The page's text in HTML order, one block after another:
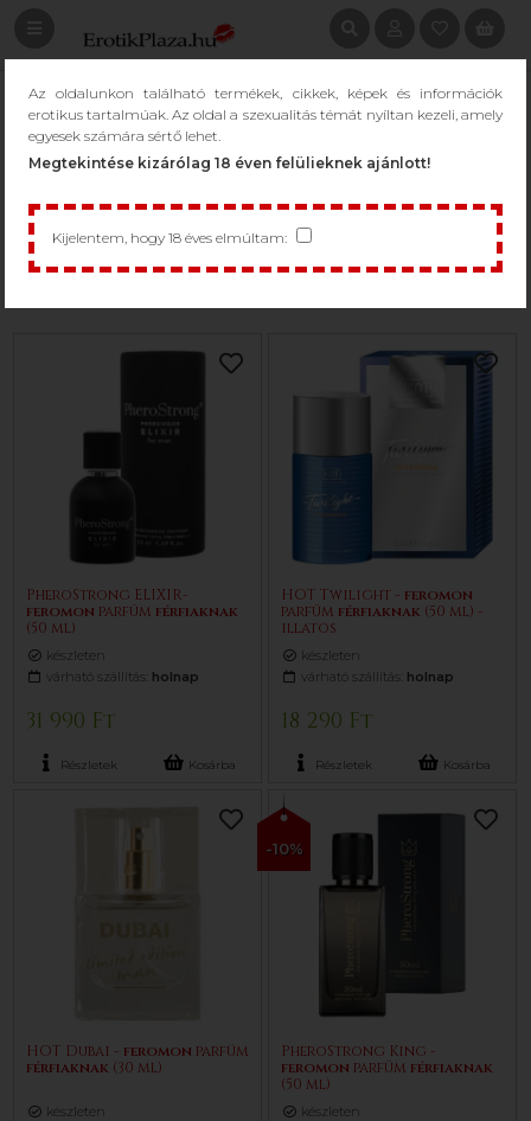
Az oldalunkon található termékek, cikkek, képek és információk
erotikus tartalmúak. Az oldal a szexualitás témát nyíltan kezeli, amely
egyesek számára sértő lehet.
Megtekintése kizárólag 18 éven felülieknek ajánlott!
Kijelentem, hogy 18 éves elmúltam:
KERESÉS: FEROMON FÉRFIAKNAK
/Keresés: Feromon férfiaknak
1 - 49 / 55 termék
PheroStrong ELIXIR-
feromon parfüm férfiaknak
(50 ml)
készleten
várható szállítás: holnap
31 990 Ft
Részletek Kosárba
HOT Twilight - feromon
parfüm férfiaknak (50 ml) -
illatos
készleten
várható szállítás: holnap
18 290 Ft
Részletek Kosárba
HOT Dubai - feromon parfüm
férfiaknak (30 ml)
készleten
-10%
PheroStrong King -
feromon parfüm férfiaknak
(50 ml)
készleten